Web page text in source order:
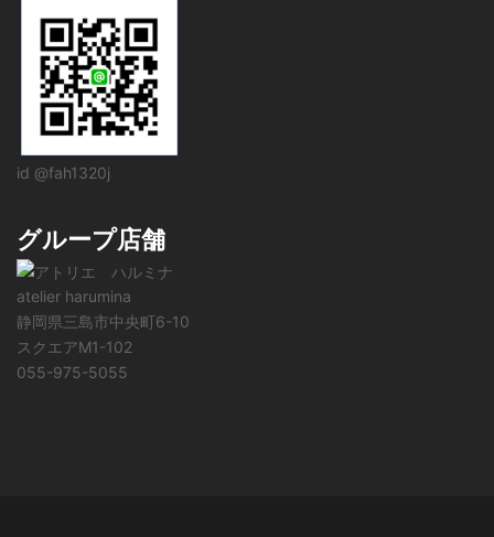
id @fah1320j
グループ店舗
atelier harumina
静岡県三島市中央町6-10
スクエアM1-102
055-975-5055